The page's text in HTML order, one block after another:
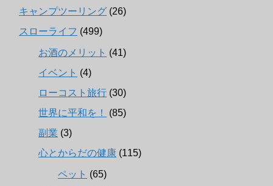
キャンプツーリング (26)
スローライフ (499)
お酒のメリット (41)
イベント (4)
ローコスト旅行 (30)
世界に平和を！
(85)
副業 (3)
心とからだの健康 (115)
ペット (65)